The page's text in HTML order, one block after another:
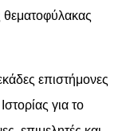
θεματοφύλακας
επιστήμονες
για το